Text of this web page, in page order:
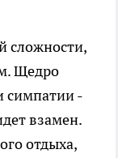
сложности,
Щедро
симпатии -
взамен.
отдыха,